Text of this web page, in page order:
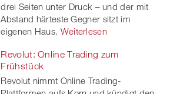
drei Seiten unter Druck – und der mit
Abstand härteste Gegner sitzt im
eigenen Haus. Weiterlesen
Revolut: Online Trading zum
Frühstück
Revolut nimmt Online Trading-